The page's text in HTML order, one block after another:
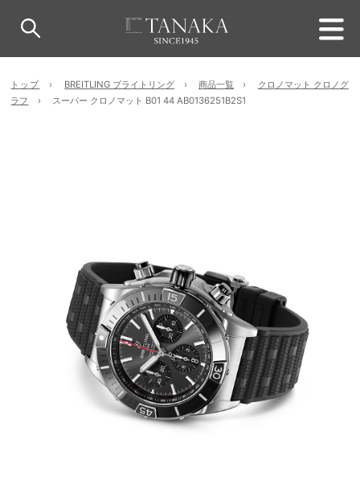
トップ BREITLING ブライトリング 商品一覧
クロノマット クロノグ
ラフ
スーパー クロノマット B01 44 AB0136251B2S1